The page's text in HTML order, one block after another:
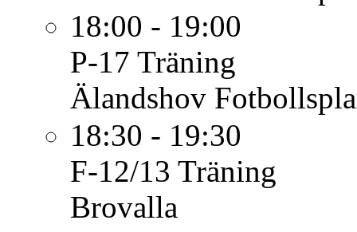
18:00 - 19:00
P-17 Träning
Älandshov
18:30 - 19:30
F-12/13 Träning
Brovalla